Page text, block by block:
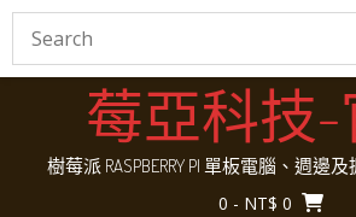
Skip
莓亞科技-
樹莓派 RASPBERRY PI 單板電腦、週邊
0 - NT$ 0